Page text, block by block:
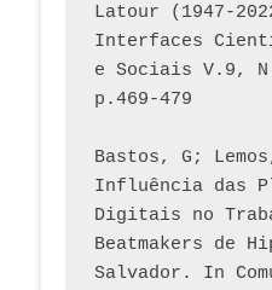
Latour (1947-
Interfaces
e Sociais V.9,
p.469-479
Bastos, G;
Influência das
Digitais no
Beatmakers de
Salvador. In